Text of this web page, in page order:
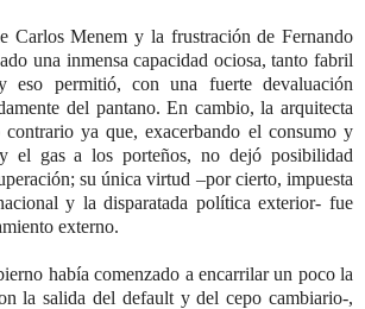
Carlos Menem y la frustración de Fernando
una inmensa capacidad ociosa, tanto fabril
eso permitió, con una fuerte devaluación
del pantano. En cambio, la arquitecta
ya que, exacerbando el consumo y
el gas a los porteños, no dejó posibilidad
su única virtud –por cierto, impuesta
y la disparatada política exterior- fue
externo.
había comenzado a encarrilar un poco la
la salida del default y del cepo cambiario-,